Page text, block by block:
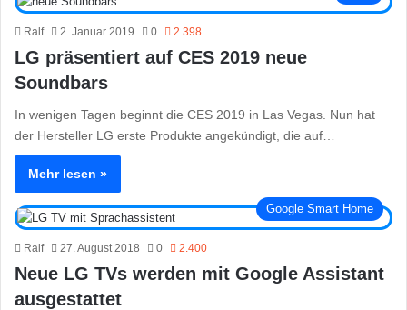
Ralf 2. Januar 2019 0 2.398
LG präsentiert auf CES 2019 neue
Soundbars
In wenigen Tagen beginnt die CES 2019 in Las Vegas. Nun hat
der Hersteller LG erste Produkte angekündigt, die auf…
Mehr lesen »
Google Smart Home
Ralf 27. August 2018 0 2.400
Neue LG TVs werden mit Google Assistant
ausgestattet